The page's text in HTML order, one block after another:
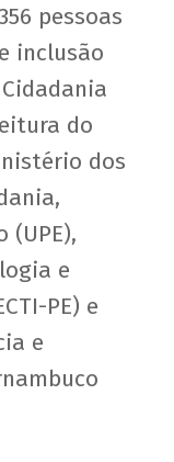
pessoas
inclusão
do
dos
(UPE),
e
PE) e
e